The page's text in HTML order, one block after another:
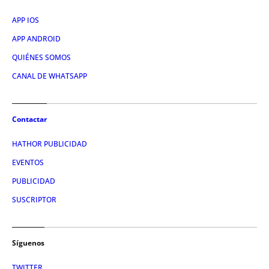
APP IOS
APP ANDROID
QUIÉNES SOMOS
CANAL DE WHATSAPP
Contactar
HATHOR PUBLICIDAD
EVENTOS
PUBLICIDAD
SUSCRIPTOR
Síguenos